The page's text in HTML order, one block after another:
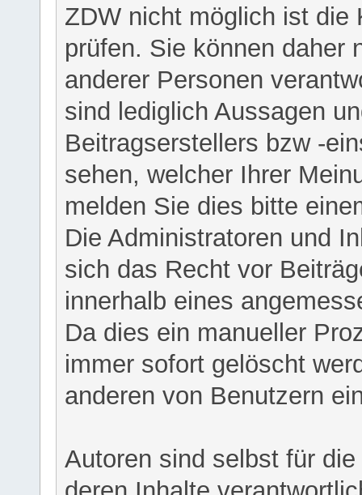
ZDW nicht möglich ist die
prüfen. Sie können daher
anderer Personen
sind lediglich Aussagen
Beitragserstellers bzw -
sehen, welcher Ihrer
melden Sie dies bitte
Die Administratoren und
sich das Recht vor
innerhalb eines
Da dies ein manueller
immer sofort gelöscht
anderen von Benutzern
Autoren sind selbst für